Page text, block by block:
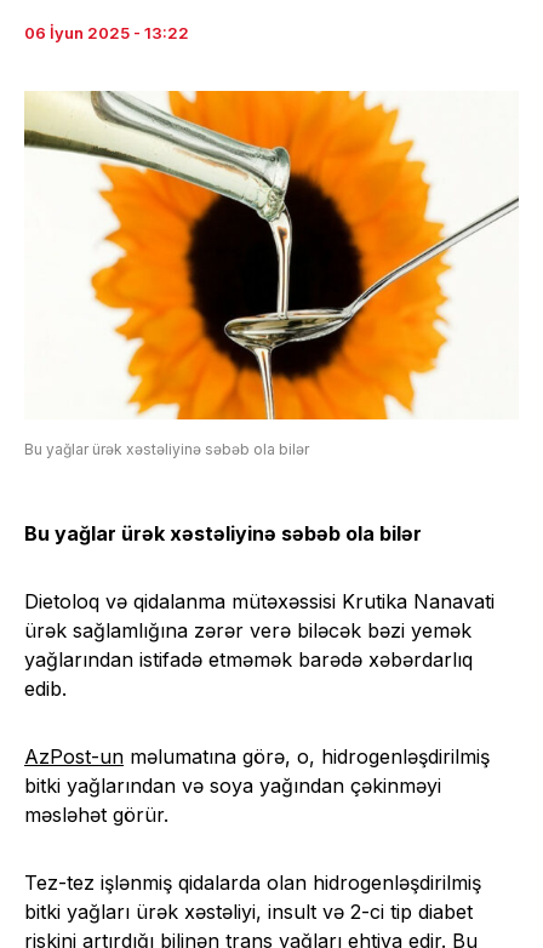
06 İyun 2025 - 13:22
Bu yağlar ürək xəstəliyinə səbəb ola bilər
Bu yağlar ürək xəstəliyinə səbəb ola bilər
Dietoloq və qidalanma mütəxəssisi Krutika Nanavati
ürək sağlamlığına zərər verə biləcək bəzi yemək
yağlarından istifadə etməmək barədə xəbərdarlıq
edib.
AzPost-un məlumatına görə, o, hidrogenləşdirilmiş
bitki yağlarından və soya yağından çəkinməyi
məsləhət görür.
Tez-tez işlənmiş qidalarda olan hidrogenləşdirilmiş
bitki yağları ürək xəstəliyi, insult və 2-ci tip diabet
riskini artırdığı bilinən trans yağları ehtiva edir. Bu